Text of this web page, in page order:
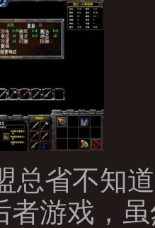
总省不知
者游戏，